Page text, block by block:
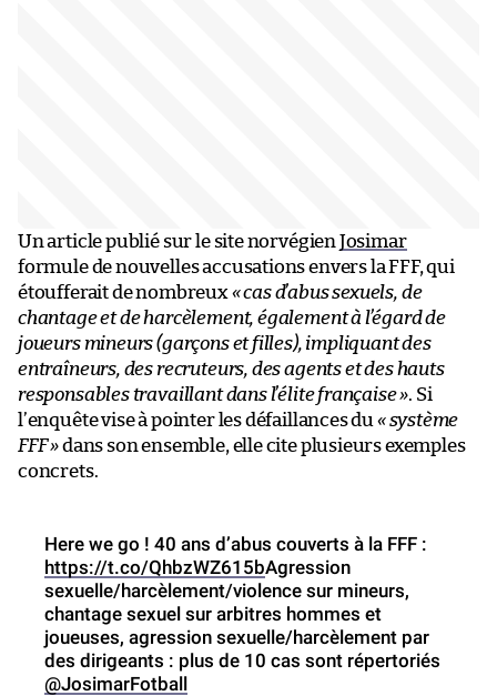
Un article publié sur le site norvégien Josimar
formule de nouvelles accusations envers la FFF, qui
étoufferait de nombreux « cas d’abus sexuels, de
chantage et de harcèlement, également à l’égard de
joueurs mineurs (garçons et filles), impliquant des
entraîneurs, des recruteurs, des agents et des hauts
responsables travaillant dans l’élite française ». Si
l’enquête vise à pointer les défaillances du « système
FFF »dans son ensemble, elle cite plusieurs exemples
concrets.
Here we go ! 40 ans d’abus couverts à la FFF :
https://t.co/QhbzWZ615bAgression
sexuelle/harcèlement/violence sur mineurs,
chantage sexuel sur arbitres hommes et
joueuses, agression sexuelle/harcèlement par
des dirigeants : plus de 10 cas sont répertoriés
@JosimarFotball